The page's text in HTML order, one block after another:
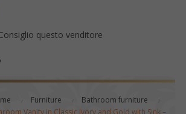
questo venditore
Furniture
Bathroom furniture
Vanity in Classic Ivory and Gold with Sink –